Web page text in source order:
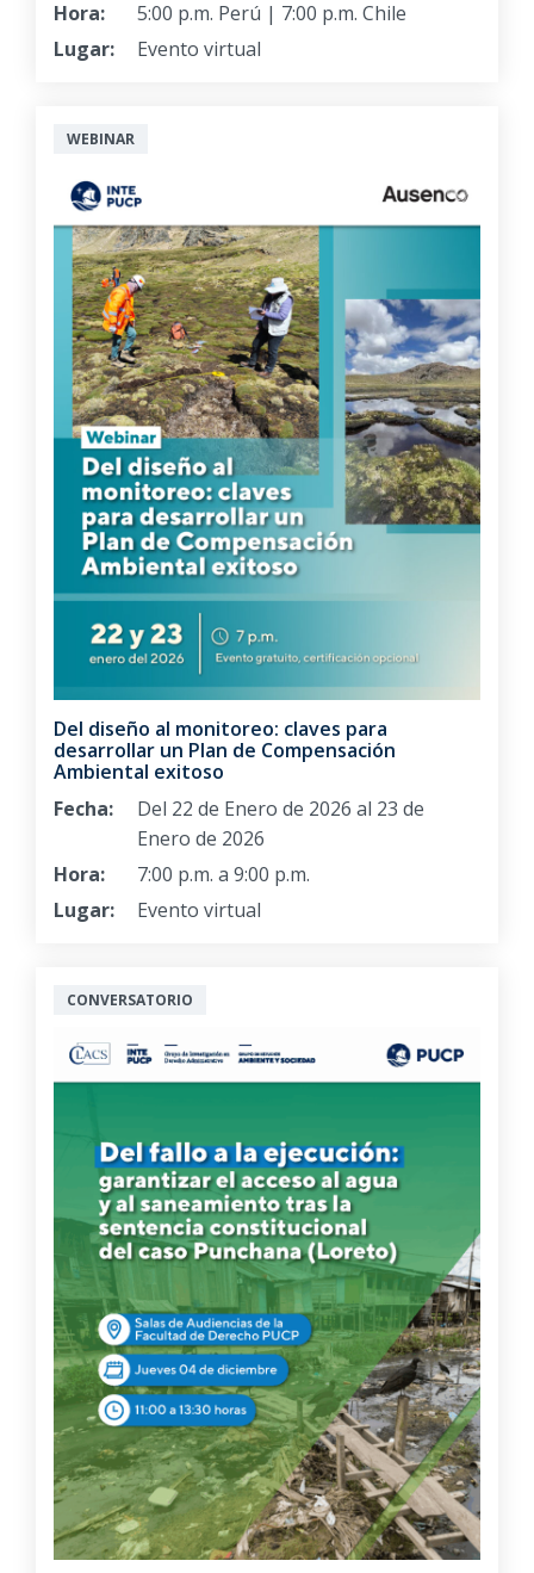
Hora:
5:00 p.m. Perú | 7:00 p.m. Chile
Lugar:
Evento virtual
WEBINAR
Del diseño al monitoreo: claves para
desarrollar un Plan de Compensación
Ambiental exitoso
Fecha:
Del 22 de Enero de 2026 al 23 de
Enero de 2026
Hora:
7:00 p.m. a 9:00 p.m.
Lugar:
Evento virtual
CONVERSATORIO